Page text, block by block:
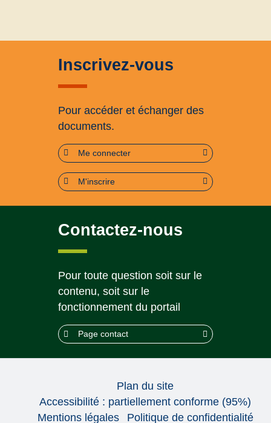
Inscrivez-vous
Pour accéder et échanger des
documents.
Me connecter
M'inscrire
Contactez-nous
Pour toute question soit sur le
contenu, soit sur le
fonctionnement du portail
Page contact
Plan du site
Accessibilité : partiellement conforme (95%)
Mentions légales
Politique de confidentialité